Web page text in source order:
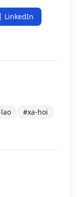
LinkedIn
#xa-hoi